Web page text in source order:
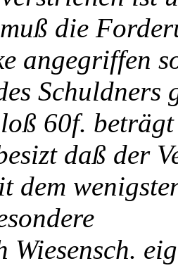
die
angegriffen
Schuldners
60f.
daß der
dem
Wiesensch.